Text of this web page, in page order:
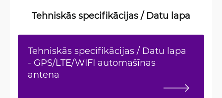
Tehniskās specifikācijas / Datu lapa
Tehniskās specifikācijas / Datu lapa
- GPS/LTE/WIFI automašīnas
antena